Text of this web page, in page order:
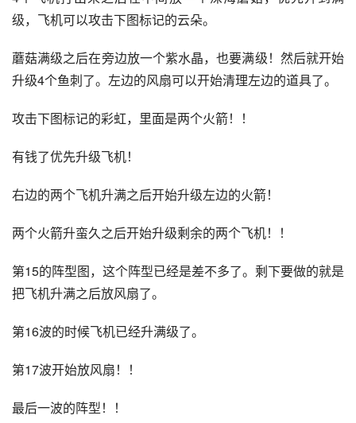
级，飞机可以攻击下图标记的云朵。
蘑菇满级之后在旁边放一个紫水晶，也要满级！然后就开始
升级4个鱼刺了。左边的风扇可以开始清理左边的道具了。
攻击下图标记的彩虹，里面是两个火箭！！
有钱了优先升级飞机！
右边的两个飞机升满之后开始升级左边的火箭！
两个火箭升蛮久之后开始升级剩余的两个飞机！！
第15的阵型图，这个阵型已经是差不多了。剩下要做的就是
把飞机升满之后放风扇了。
第16波的时候飞机已经升满级了。
第17波开始放风扇！！
最后一波的阵型！！